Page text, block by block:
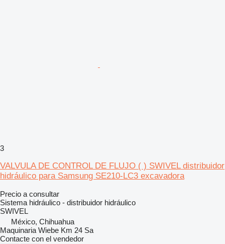
3
VALVULA DE CONTROL DE FLUJO ( ) SWIVEL distribuidor
hidráulico para Samsung SE210-LC3 excavadora
Precio a consultar
Sistema hidráulico - distribuidor hidráulico
SWIVEL
México, Chihuahua
Maquinaria Wiebe Km 24 Sa
Contacte con el vendedor